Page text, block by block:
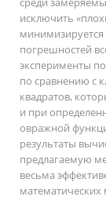
исключить
погрешностей
эксперименты
по сравнению с
квадратов,
и при
овражной
результаты
предлагаемую
весьма